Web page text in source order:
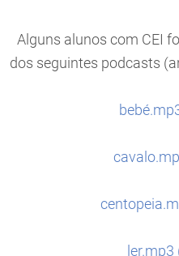
Alguns alunos com CEI
dos seguintes podcasts